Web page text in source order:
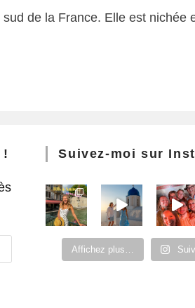
de la France. Elle est
! Suivez-moi sur
Affichez plus…